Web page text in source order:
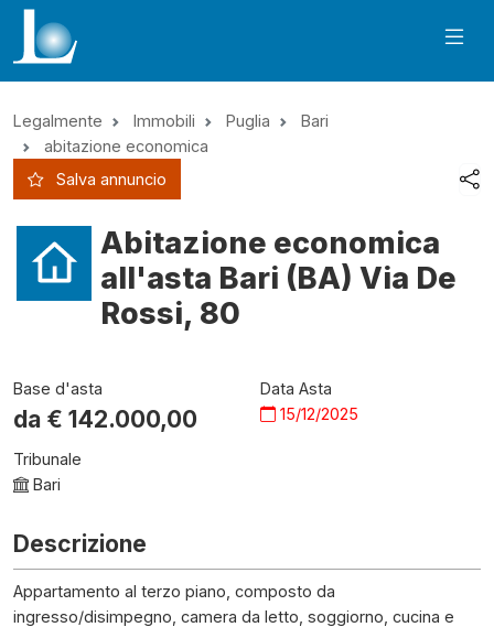
Legalmente Immobili Puglia
Bari
abitazione economica
Salva annuncio
Abitazione economica
all'asta Bari (BA) Via De
Rossi, 80
Base d'asta
da € 142.000,00
Data Asta
15/12/2025
Tribunale
Bari
Descrizione
Appartamento al terzo piano, composto da
ingresso/disimpegno, camera da letto, soggiorno, cucina e